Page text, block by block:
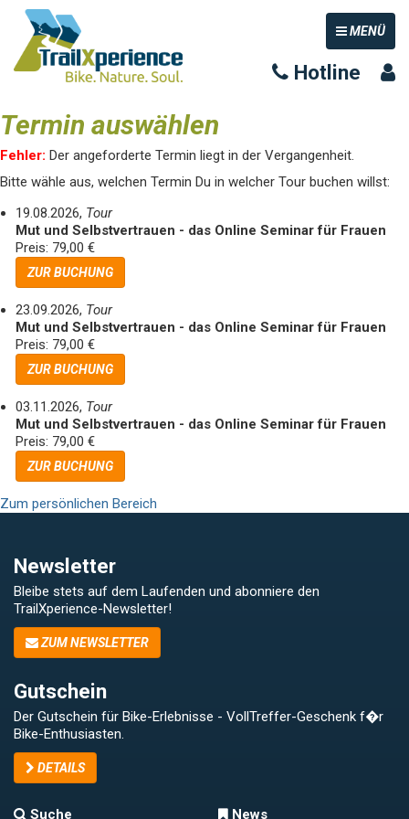
TOGGLE
MENÜ
Hotline
Termin auswählen
Fehler: Der angeforderte Termin liegt in der Vergangenheit.
Bitte wähle aus, welchen Termin Du in welcher Tour buchen willst:
19.08.2026, Tour
Mut und Selbstvertrauen - das Online Seminar für Frauen
Preis: 79,00 €
ZUR BUCHUNG
23.09.2026, Tour
Mut und Selbstvertrauen - das Online Seminar für Frauen
Preis: 79,00 €
ZUR BUCHUNG
03.11.2026, Tour
Mut und Selbstvertrauen - das Online Seminar für Frauen
Preis: 79,00 €
ZUR BUCHUNG
Zum persönlichen Bereich
Newsletter
Bleibe stets auf dem Laufenden und abonniere den
TrailXperience-Newsletter!
ZUM NEWSLETTER
Gutschein
Der Gutschein für Bike-Erlebnisse - VollTreffer-Geschenk f�r
Bike-Enthusiasten.
DETAILS
Suche News